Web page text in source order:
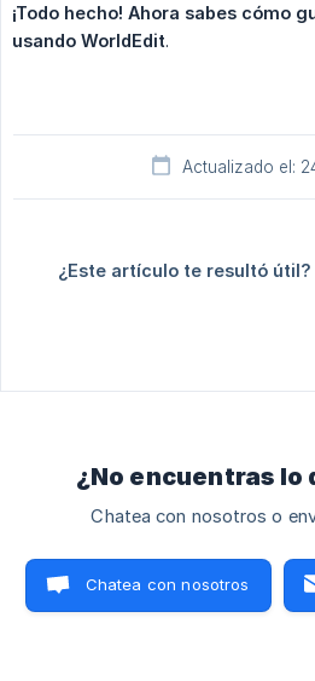
¡Todo hecho! Ahora sabes cómo
usando WorldEdit.
Actualizado el:
¿Este artículo te resultó útil?
¿No encuentras lo
Chatea con nosotros o
Chatea con nosotros